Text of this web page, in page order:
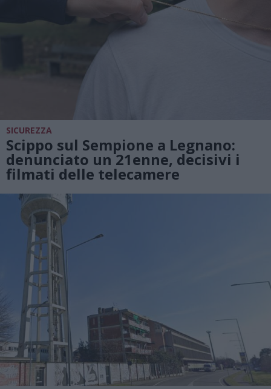
SICUREZZA
Scippo sul Sempione a Legnano:
denunciato un 21enne, decisivi i
filmati delle telecamere